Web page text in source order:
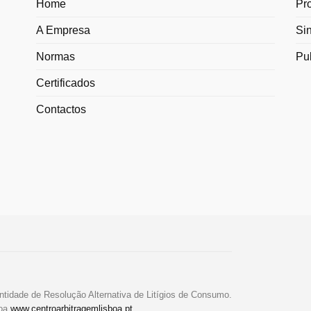
Home
A Empresa
Normas
Certificados
Contactos
de Resolução Alternativa de Litígios de Consumo.
www.centroarbitragemlisboa.pt